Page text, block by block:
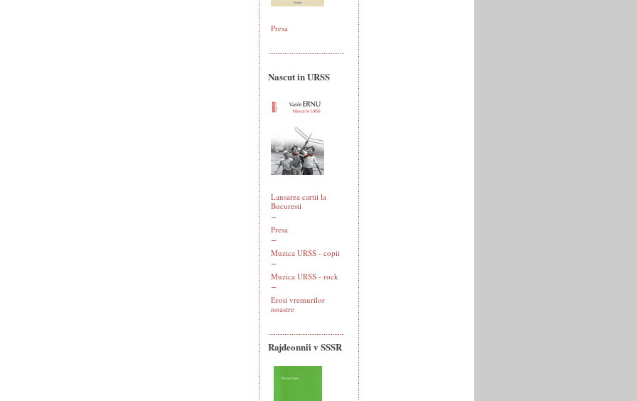
Presa
Nascut in URSS
Lansarea cartii la
Bucuresti
Presa
Muzica URSS - copii
Muzica URSS - rock
Eroii vremurilor
noastre
Rajdeonnîi v SSSR